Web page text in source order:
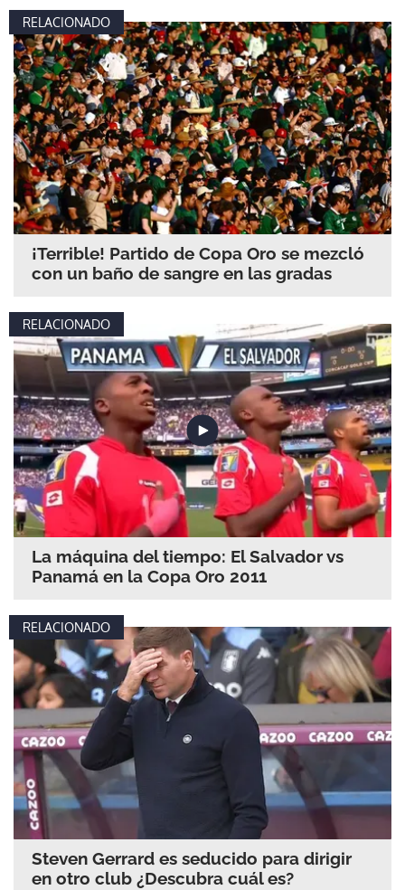
RELACIONADO
¡Terrible! Partido de Copa Oro se mezcló
con un baño de sangre en las gradas
RELACIONADO
La máquina del tiempo: El Salvador vs
Panamá en la Copa Oro 2011
RELACIONADO
Steven Gerrard es seducido para dirigir
en otro club ¿Descubra cuál es?